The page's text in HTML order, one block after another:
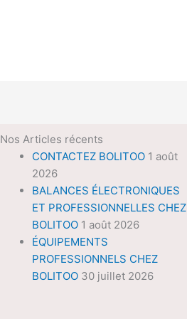
Nos Articles récents
CONTACTEZ BOLITOO 1 août
2026
BALANCES ÉLECTRONIQUES
ET PROFESSIONNELLES CHEZ
BOLITOO 1 août 2026
ÉQUIPEMENTS
PROFESSIONNELS CHEZ
BOLITOO 30 juillet 2026